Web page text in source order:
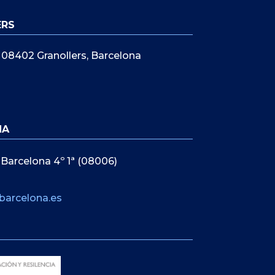
Granollers, Barcelona
4º 1ª (08006)